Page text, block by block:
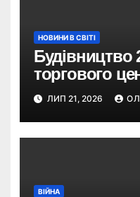
НОВИНИ В СВІТІ
Будівництво
торгового
ЛИП 21, 2026
ВІЙНА